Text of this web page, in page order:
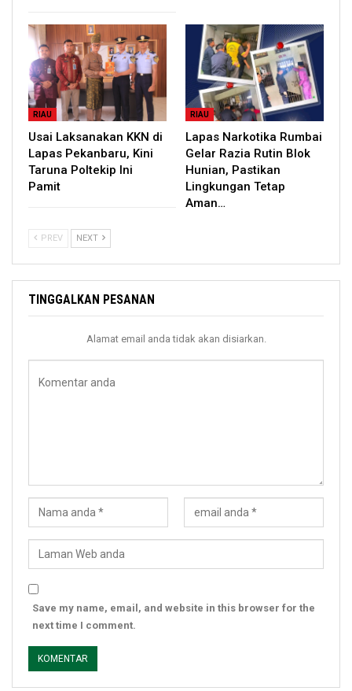
RIAU
Usai Laksanakan KKN di
Lapas Pekanbaru, Kini
Taruna Poltekip Ini
Pamit
RIAU
Lapas Narkotika Rumbai
Gelar Razia Rutin Blok
Hunian, Pastikan
Lingkungan Tetap
Aman…
PREV NEXT
TINGGALKAN PESANAN
Alamat email anda tidak akan disiarkan.
Save my name, email, and website in this browser for the
next time I comment.